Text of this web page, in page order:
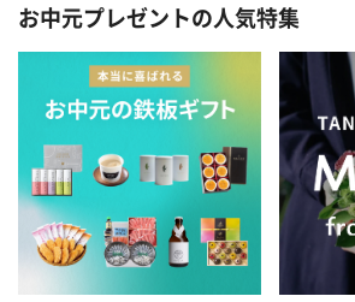
お中元プレゼントの人気特集